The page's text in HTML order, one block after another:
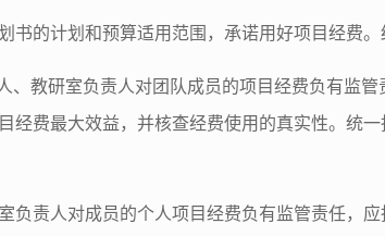
书的计划和预算适用范围，承诺用好项目经费。
、教研室负责人对团队成员的项目经费负有监
经费最大效益，并核查经费使用的真实性。统
负责人对成员的个人项目经费负有监管责任，